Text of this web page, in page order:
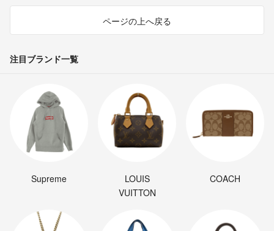
ページの上へ戻る
注目ブランド一覧
Supreme
LOUIS
VUITTON
COACH